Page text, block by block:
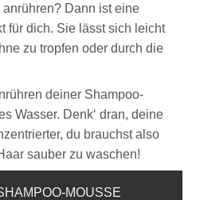
Dann ist eine
für dich. Sie lässt sich leicht
zu tropfen oder durch die
deiner Shampoo-
Wasser. Denk‘ dran, deine
du brauchst also
sauber zu waschen!
MOUSSE